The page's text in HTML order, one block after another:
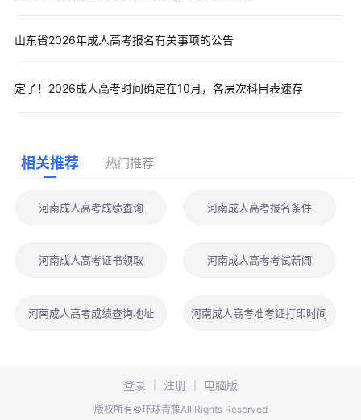
山东省2026年成人高考报名有关事项的公告
定了！2026成人高考时间确定在10月，各层次科目表速存
相关推荐 热门推荐
河南成人高考成绩查询 河南成人高考报名条件
河南成人高考证书领取 河南成人高考考试新闻
河南成人高考成绩查询地址 河南成人高考准考证打印时间
登录 注册 电脑版
版权所有©环球青藤All Rights Reserved